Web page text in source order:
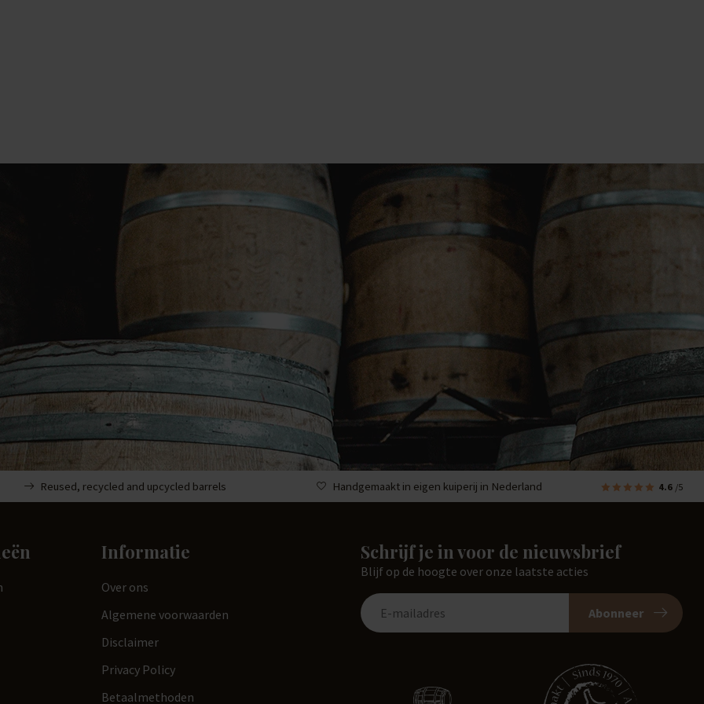
Reused, recycled and upcycled barrels Handgemaakt in eigen kuiperij in Nederland 4.6 /5
Informatie
Over ons
Algemene voorwaarden
Disclaimer
Privacy Policy
Betaalmethoden
Schrijf je in voor de nieuwsbrief
Blijf op de hoogte over onze laatste acties
Abonneer